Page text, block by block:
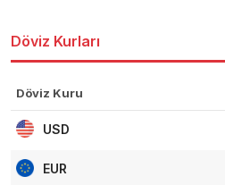
Döviz Kurları
Döviz Kuru
USD
EUR